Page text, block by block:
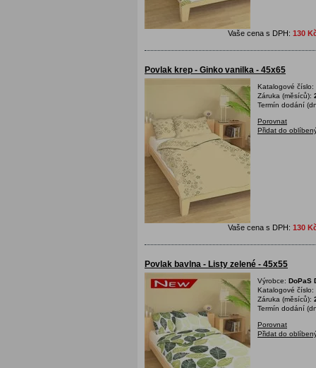
Vaše cena s DPH: 130
Povlak krep - Ginko vanilka - 45x65
Katalogové číslo:
Záruka (měsíců):
Termín dodání
Porovnat
Přidat do
Vaše cena s DPH: 130
Povlak bavlna - Listy zelené - 45x55
Výrobce: DoPaS
Katalogové číslo:
Záruka (měsíců):
Termín dodání
Porovnat
Přidat do